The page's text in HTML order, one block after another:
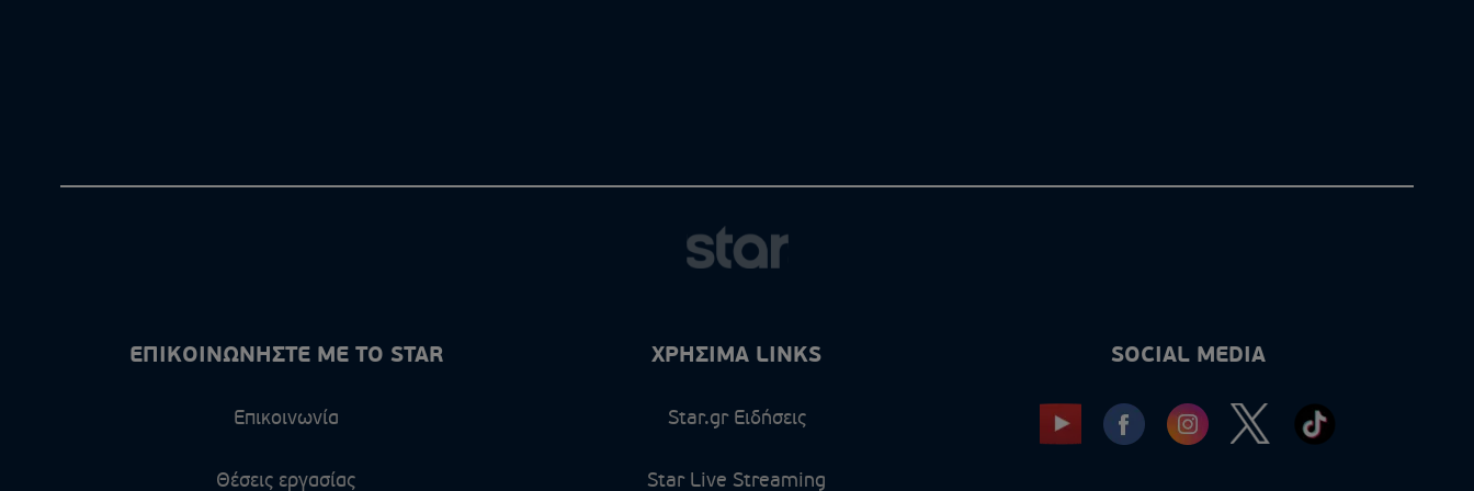
ΕΠΙΚΟΙΝΩΝΗΣΤΕ ΜΕ ΤΟ STAR
Επικοινωνία
Θέσεις εργασίας
ΧΡΗΣΙΜΑ LINKS
Star.gr Ειδήσεις
Star Live Streaming
SOCIAL MEDIA